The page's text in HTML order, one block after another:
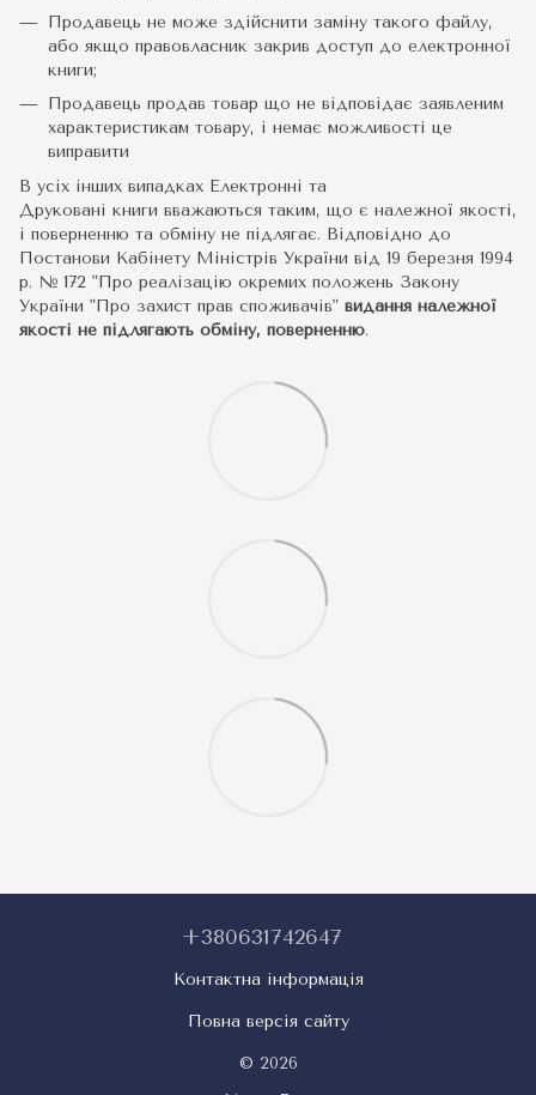
Продавець не може здійснити заміну такого файлу,
або якщо правовласник закрив доступ до електронної
книги;
Продавець продав товар що не відповідає заявленим
характеристикам товару, і немає можливості це
виправити
В усіх інших випадках Електронні та
Друковані книги вважаються таким, що є належної якості,
і поверненню та обміну не підлягає. Відповідно до
Постанови Кабінету Міністрів України від 19 березня 1994
р. № 172 "Про реалізацію окремих положень Закону
України "Про захист прав споживачів" видання належної
якості не підлягають обміну, поверненню.
+380631742647
Контактна інформація
Повна версія сайту
© 2026